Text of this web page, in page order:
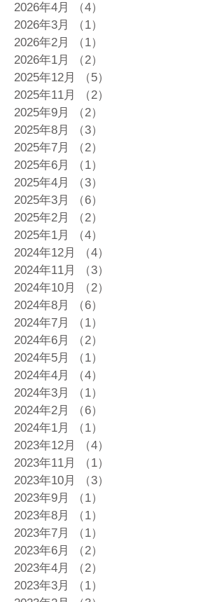
2026年4月
（4）
2026年3月
（1）
2026年2月
（1）
2026年1月
（2）
2025年12月
（5）
2025年11月
（2）
2025年9月
（2）
2025年8月
（3）
2025年7月
（2）
2025年6月
（1）
2025年4月
（3）
2025年3月
（6）
2025年2月
（2）
2025年1月
（4）
2024年12月
（4）
2024年11月
（3）
2024年10月
（2）
2024年8月
（6）
2024年7月
（1）
2024年6月
（2）
2024年5月
（1）
2024年4月
（4）
2024年3月
（1）
2024年2月
（6）
2024年1月
（1）
2023年12月
（4）
2023年11月
（1）
2023年10月
（3）
2023年9月
（1）
2023年8月
（1）
2023年7月
（1）
2023年6月
（2）
2023年4月
（2）
2023年3月
（1）